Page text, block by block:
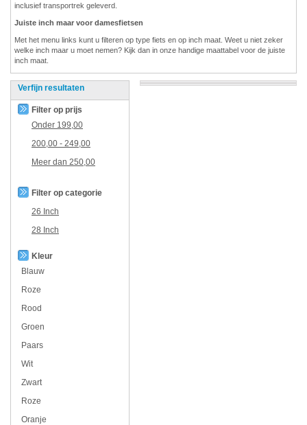
inclusief transportrek geleverd.
Juiste inch maar voor damesfietsen
Met het menu links kunt u filteren op type fiets en op inch maat. Weet u niet zeker
welke inch maar u moet nemen? Kijk dan in onze handige maattabel voor de juiste
inch maat.
Verfijn resultaten
Filter op prijs
Onder 199,00
200,00 - 249,00
Meer dan 250,00
Filter op categorie
26 Inch
28 Inch
Kleur
Blauw
Roze
Rood
Groen
Paars
Wit
Zwart
Roze
Oranje